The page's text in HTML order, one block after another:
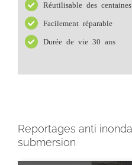
Réutilisable des
Facilement réparable
Durée de vie 30 ans
Reportages anti
submersion